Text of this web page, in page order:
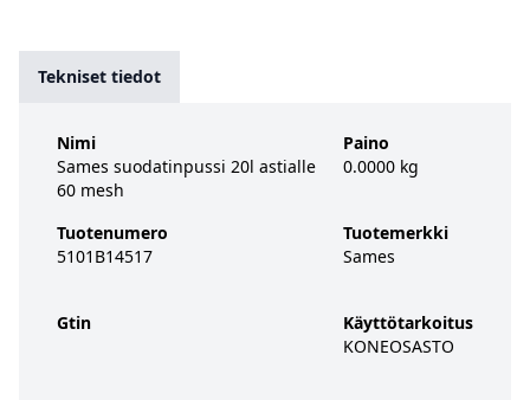
Tekniset tiedot
Nimi
Sames suodatinpussi 20l astialle
60 mesh
Tuotenumero
5101B14517
Gtin
Paino
0.0000 kg
Tuotemerkki
Sames
Käyttötarkoitus
KONEOSASTO